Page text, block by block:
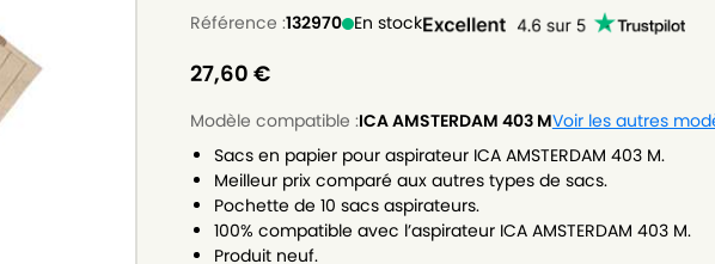
Référence :132970 En stock
27,60 €
Modèle compatible :ICA AMSTERDAM 403 MVoir les autres
Sacs en papier pour aspirateur ICA AMSTERDAM 403 M.
Meilleur prix comparé aux autres types de sacs.
Pochette de 10 sacs aspirateurs.
100% compatible avec l’aspirateur ICA AMSTERDAM 403 M.
Produit neuf.